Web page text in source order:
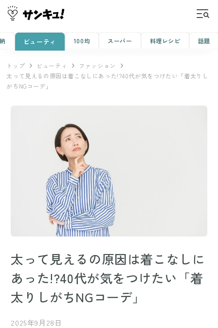
ビューティ 100均 スーパー 料理レシピ 話題
トップ ビューティ
ファッション
太って見えるの原因は着こなしにあった!?40代が気をつけたい「着太りし
がちNGコーデ」
太って見えるの原因は着こなしに
あった!?40代が気をつけたい「着
太りしがちNGコーデ」
2025年9月28日